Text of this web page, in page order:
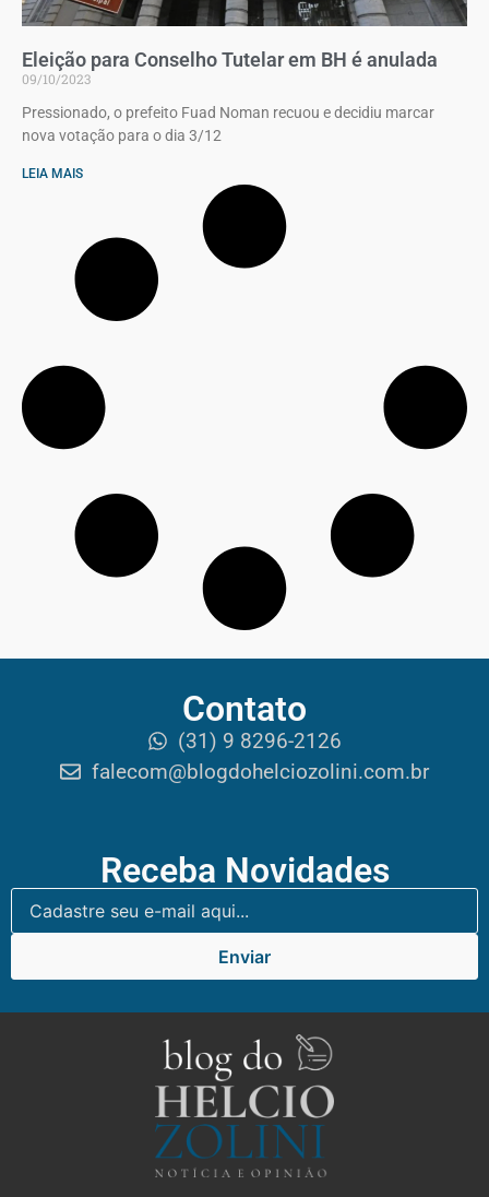
Eleição para Conselho Tutelar em BH é anulada
09/10/2023
Pressionado, o prefeito Fuad Noman recuou e decidiu marcar
nova votação para o dia 3/12
LEIA MAIS
Contato
(31) 9 8296-2126
falecom@blogdohelciozolini.com.br
Receba Novidades
Enviar